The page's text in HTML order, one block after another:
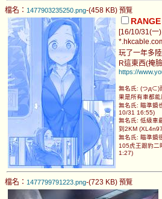
檔名： 1477903235250.png-(458 KB) 預覽
[16/10/31(一
玩了一年多
R這東西(掩臉
https://
無名氏: (つд⊂)
果是所有車都
無名氏: 瞄準鏡
10/31 16:55)
無名氏: 低級車
到2KM
無名氏: 瞄準鏡
105虎王跟豹二
1:27)
檔名： 1477799791223.png-(723 KB) 預覽